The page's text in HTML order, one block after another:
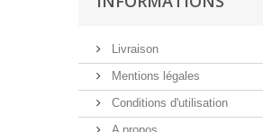
Livraison
Mentions légales
Conditions d'utilisation